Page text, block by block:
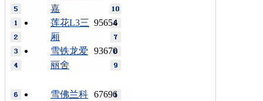
嘉
95654
莲花L3三
厢
93670
雪铁龙爱
丽舍
67696
雪佛兰科